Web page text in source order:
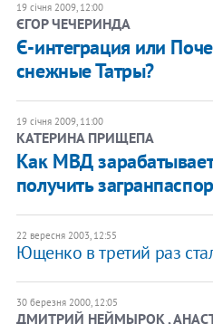
19 січня 2009, 12:00
ЄГОР ЧЕЧЕРИНДА
Є-интеграция или
снежные Татры?
19 січня 2009, 11:00
КАТЕРИНА ПРИЩЕПА
Как МВД
получить
22 вересня 2003, 12:55
Ющенко в третий раз
30 березня 2000, 12:05
ДМИТРИЙ НЕЙМЫРОК ,